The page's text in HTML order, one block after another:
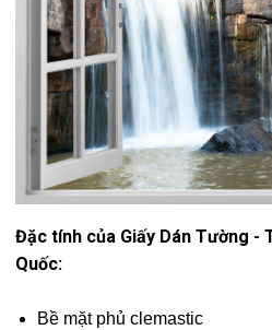
Đặc tính của Giấy Dán Tường -
Quốc:
Bề mặt phủ clemastic